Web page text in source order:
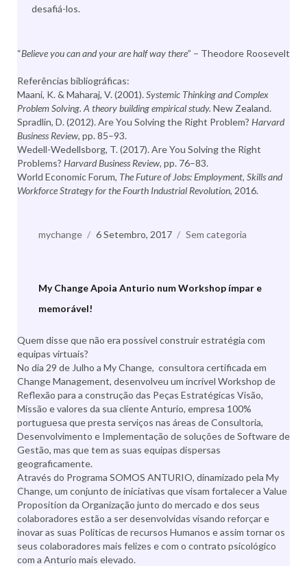
desafiá-los.
“Believe you can and your are half way there” – Theodore Roosevelt
Referências bibliográficas:
Maani, K. & Maharaj, V. (2001).Systemic Thinking and Complex
Problem Solving. A theory building empirical study. New Zealand.
Spradlin, D. (2012). Are You Solving the Right Problem? Harvard
Business Review, pp. 85–93.
Wedell-Wedellsborg, T. (2017). Are You Solving the Right
Problems? Harvard Business Review, pp. 76–83.
World Economic Forum, The Future of Jobs: Employment, Skills and
Workforce Strategy for the Fourth Industrial Revolution, 2016.
Autor
mychange
Publicado
6 Setembro, 2017 Categorias
Sem categoria
My Change Apoia Anturio num Workshop ímpar e
memorável!
Quem disse que não era possível construir estratégia com
equipas virtuais?
No dia 29 de Julho a My Change, consultora certificada em
Change Management, desenvolveu um incrível Workshop de
Reflexão para a construção das Peças Estratégicas Visão,
Missão e valores da sua cliente Anturio, empresa 100%
portuguesa que presta serviços nas áreas de Consultoria,
Desenvolvimento e Implementação de soluções de Software de
Gestão, mas que tem as suas equipas dispersas
geograficamente.
Através do Programa SOMOS ANTURIO, dinamizado pela My
Change, um conjunto de iniciativas que visam fortalecer a Value
Proposition da Organização junto do mercado e dos seus
colaboradores estão a ser desenvolvidas visando reforçar e
inovar as suas Politicas de recursos Humanos e assim tornar os
seus colaboradores mais felizes e com o contrato psicológico
com a Anturio mais elevado.